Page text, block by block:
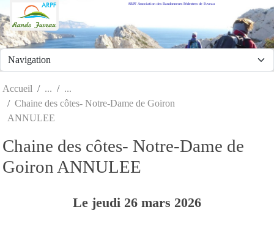
ARPF Association des Randonneurs Pédestres de Fuveau
Accueil
Chaine des côtes- Notre-Dame de Goiron
ANNULEE
Chaine des côtes- Notre-Dame de
Goiron ANNULEE
Le jeudi 26 mars 2026
Panneau de gestion des cookies